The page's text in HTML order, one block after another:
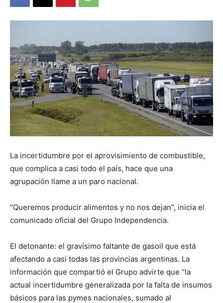
::
La
Verdad
es
lo
que
La incertidumbre por el aprovisimiento de combustible,
que complica a casi todo el país, hace que una
agrupación llame a un paro nacional.
“Queremos producir alimentos y no nos dejan”, inicia el
comunicado oficial del Grupo Independencia.
El detonante: el gravísimo faltante de gasoil que está
afectando a casi todas las provincias argentinas. La
información que compartió el Grupo advirte que “la
actual incertidumbre generalizada por la falta de insumos
básicos para las pymes nacionales, sumado al